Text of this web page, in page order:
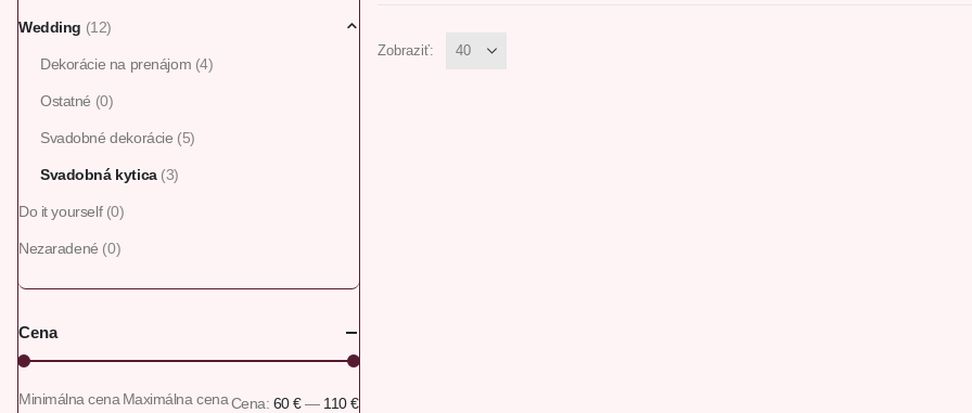
Zobraziť:
Wedding (12)
Dekorácie na prenájom (4)
Ostatné (0)
Svadobné dekorácie (5)
Svadobná kytica (3)
Do it yourself (0)
Nezaradené (0)
Cena
Minimálna cena Maximálna cenaCena: 60 €— 110 €